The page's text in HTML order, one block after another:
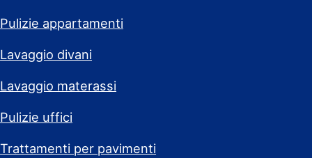
Pulizie appartamenti
Lavaggio divani
Lavaggio materassi
Pulizie uffici
Trattamenti per pavimenti